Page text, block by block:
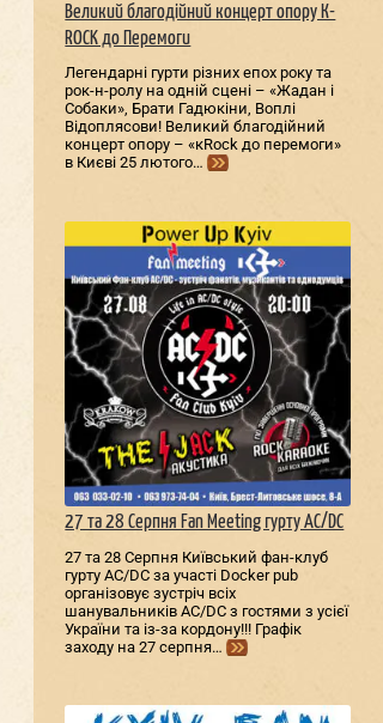
Великий благодійний концерт опору К-
ROCK до Перемоги
Легендарні гурти різних епох року та
рок-н-ролу на одній сцені – «Жадан і
Собаки», Брати Гадюкіни, Воплі
Відоплясови! Великий благодійний
концерт опору – «кRock до перемоги»
в Києві 25 лютого…
27 та 28 Серпня Fan Meeting гурту AC/DС
27 та 28 Серпня Київський фан-клуб
гурту AC/DС за участі Docker pub
організовує зустріч всіх
шанувальників AC/DС з гостями з усієї
України та із-за кордону!!! Графік
заходу на 27 серпня…